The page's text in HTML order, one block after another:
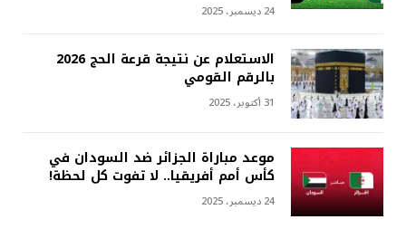
24 ديسمبر، 2025
الاستعلام عن نتيجة قرعة الحج 2026
بالرقم القومي
31 أكتوبر، 2025
موعد مباراة الجزائر ضد السودان في
كأس أمم أفريقيا.. لا تفوت كل لحظة!
24 ديسمبر، 2025